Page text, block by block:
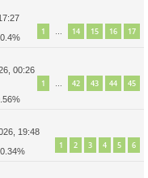
1 … 14 15 16 17
00:26
1 … 42 43 44 45
19:48
1 2 3 4 5 6